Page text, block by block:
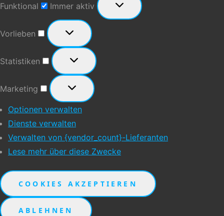
Funktional Immer aktiv
Vorlieben
Vorlieben
Statistiken
Statistiken
Marketing
Marketing
Optionen verwalten
Dienste verwalten
Verwalten von {vendor_count}-Lieferanten
Lese mehr über diese Zwecke
COOKIES AKZEPTIEREN
ABLEHNEN